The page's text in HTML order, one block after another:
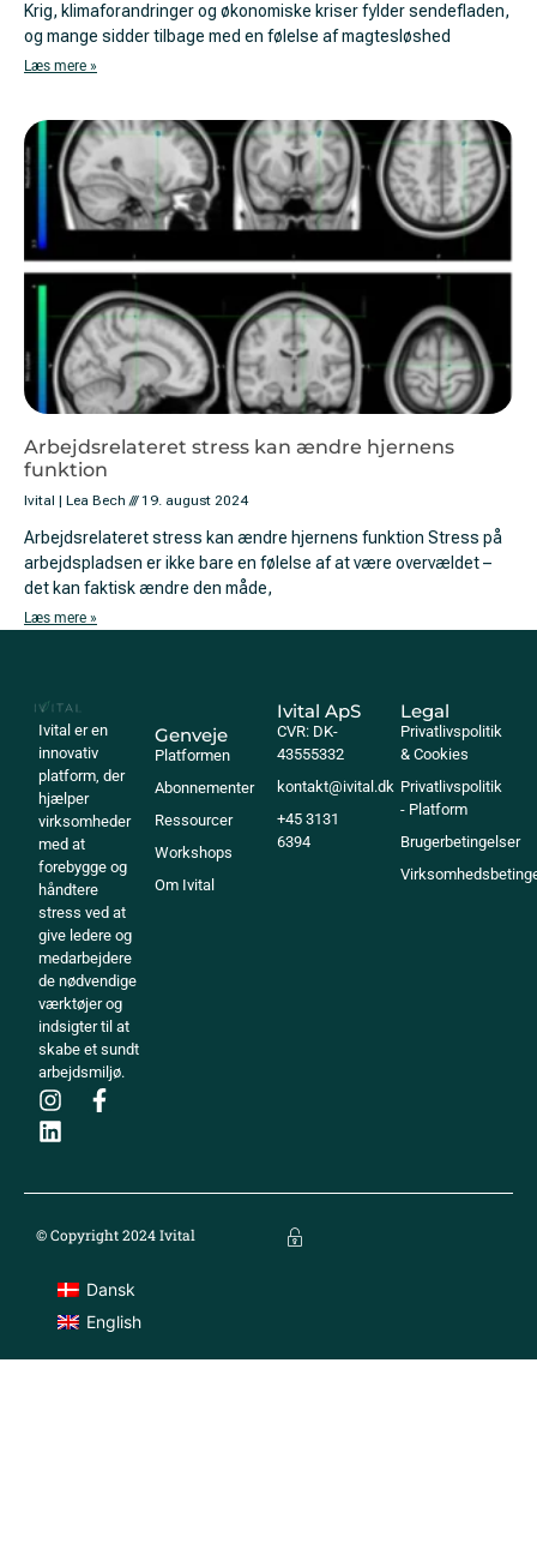
Krig, klimaforandringer og økonomiske kriser fylder sendefladen,
og mange sidder tilbage med en følelse af magtesløshed
Læs mere »
Arbejdsrelateret stress kan ændre hjernens
funktion
Ivital | Lea Bech 19. august 2024
Arbejdsrelateret stress kan ændre hjernens funktion Stress på
arbejdspladsen er ikke bare en følelse af at være overvældet –
det kan faktisk ændre den måde,
Læs mere »
Ivital er en
innovativ
platform, der
hjælper
virksomheder
med at
forebygge og
håndtere
stress ved at
give ledere og
medarbejdere
de nødvendige
værktøjer og
indsigter til at
skabe et sundt
arbejdsmiljø.
Genveje
Platformen
Abonnementer
Ressourcer
Workshops
Om Ivital
Ivital ApS
CVR: DK-
43555332
kontakt@ivital.dk
+45 3131
6394
Legal
Privatlivspolitik
& Cookies
Privatlivspolitik
- Platform
Brugerbetingelser
© Copyright 2024 Ivital
Dansk
English